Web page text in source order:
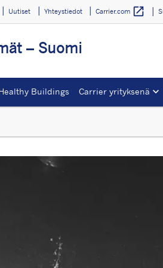
Uutiset Yhteystiedot Carrier.com open_in_new
– Suomi
Buildings Carrier yrityksenä